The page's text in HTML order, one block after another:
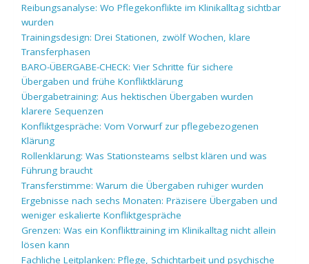
Reibungsanalyse: Wo Pflegekonflikte im Klinikalltag sichtbar
wurden
Trainingsdesign: Drei Stationen, zwölf Wochen, klare
Transferphasen
BARO-ÜBERGABE-CHECK: Vier Schritte für sichere
Übergaben und frühe Konfliktklärung
Übergabetraining: Aus hektischen Übergaben wurden
klarere Sequenzen
Konfliktgespräche: Vom Vorwurf zur pflegebezogenen
Klärung
Rollenklärung: Was Stationsteams selbst klären und was
Führung braucht
Transferstimme: Warum die Übergaben ruhiger wurden
Ergebnisse nach sechs Monaten: Präzisere Übergaben und
weniger eskalierte Konfliktgespräche
Grenzen: Was ein Konflikttraining im Klinikalltag nicht allein
lösen kann
Fachliche Leitplanken: Pflege, Schichtarbeit und psychische